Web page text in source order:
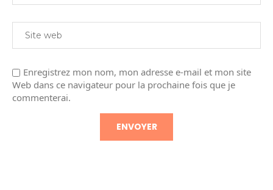
Enregistrez mon nom, mon adresse e-mail et mon site
Web dans ce navigateur pour la prochaine fois que je
commenterai.